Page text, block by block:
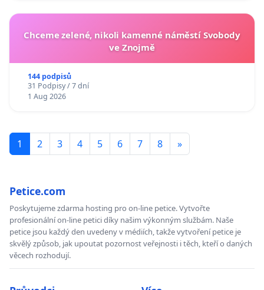
Chceme zelené, nikoli kamenné náměstí Svobody
ve Znojmě
144 podpisů
31 Podpisy / 7 dní
1 Aug 2026
1 2 3 4 5 6 7 8 »
Petice.com
Poskytujeme zdarma hosting pro on-line petice. Vytvořte
profesionální on-line petici díky našim výkonným službám. Naše
petice jsou každý den uvedeny v médiích, takže vytvoření petice je
skvělý způsob, jak upoutat pozornost veřejnosti i těch, kteří o daných
věcech rozhodují.